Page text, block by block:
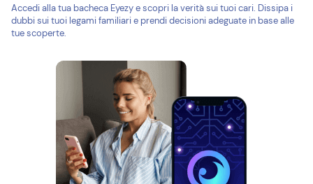
Accedi alla tua bacheca Eyezy e scopri la verità sui tuoi cari. Dissipa i
dubbi sui tuoi legami familiari e prendi decisioni adeguate in base alle
tue scoperte.